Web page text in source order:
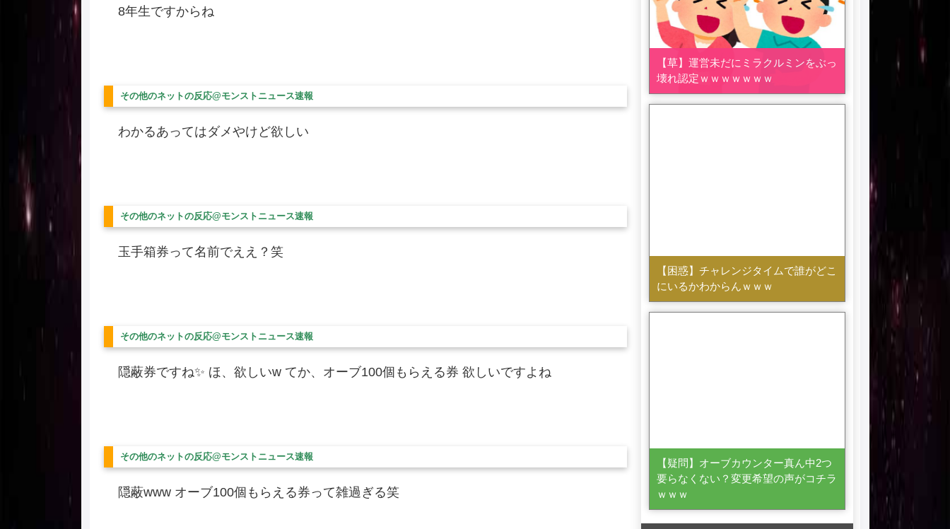
8年生ですからね
その他のネットの反応@モンストニュース速報
わかるあってはダメやけど欲しい
その他のネットの反応@モンストニュース速報
玉手箱券って名前でええ？笑
その他のネットの反応@モンストニュース速報
隠蔽券ですね✨ ほ、欲しいw てか、オーブ100個もらえる券 欲しいですよね
その他のネットの反応@モンストニュース速報
隠蔽www オーブ100個もらえる券って雑過ぎる笑
【草】運営未だにミラクルミンをぶっ
壊れ認定ｗｗｗｗｗｗｗ
【困惑】チャレンジタイムで誰がどこ
にいるかわからんｗｗｗ
【疑問】オーブカウンター真ん中2つ
要らなくない？変更希望の声がコチラ
ｗｗｗ